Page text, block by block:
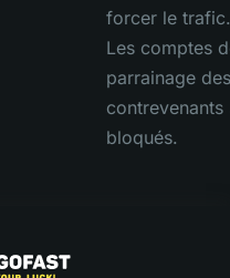
forcer le trafic.
Les comptes
parrainage des
contrevenants
bloqués.